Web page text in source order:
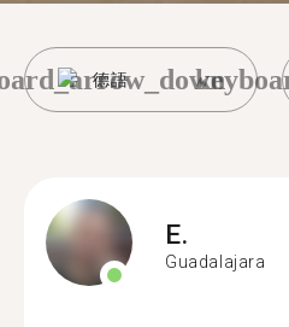
德語
E.
Guadalajara